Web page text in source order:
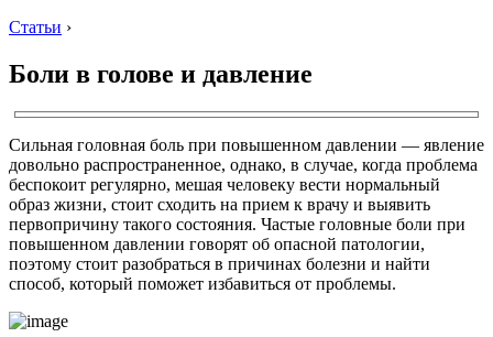
Статьи ›
Боли в голове и давление
Сильная головная боль при повышенном давлении — явление
довольно распространенное, однако, в случае, когда проблема
беспокоит регулярно, мешая человеку вести нормальный
образ жизни, стоит сходить на прием к врачу и выявить
первопричину такого состояния. Частые головные боли при
повышенном давлении говорят об опасной патологии,
поэтому стоит разобраться в причинах болезни и найти
способ, который поможет избавиться от проблемы.